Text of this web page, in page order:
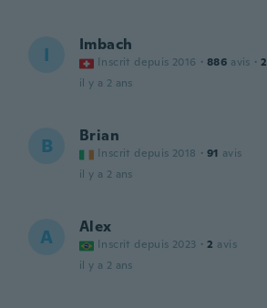
I Imbach
Inscrit depuis 2016 · 886 avis · 2
il y a 2 ans
B Brian
Inscrit depuis 2018 · 91 avis
il y a 2 ans
A Alex
Inscrit depuis 2023 · 2 avis
il y a 2 ans